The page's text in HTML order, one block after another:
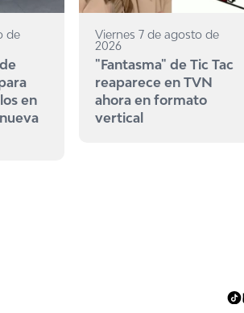
de
en
Viernes 7 de agosto de
2026
"Fantasma" de Tic Tac
reaparece en TVN
ahora en formato
vertical